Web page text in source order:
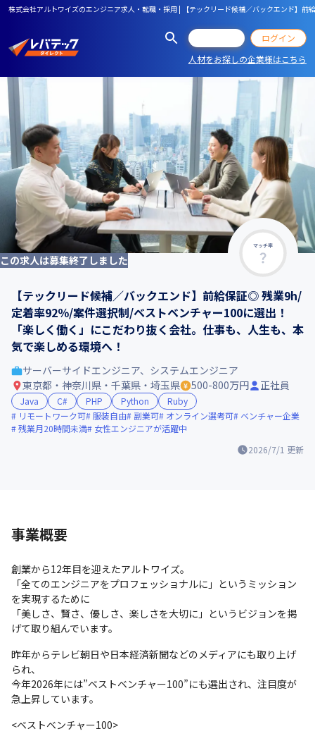
株式会社アルトワイズのエンジニア求人・転職・採用 | 【テックリード候補／バックエンド】
ログイン
人材をお探しの企業様はこちら
マッチ率
この求人は募集終了しました
【テックリード候補／バックエンド】前給保証◎ 残業9h/
定着率92％/案件選択制/ベストベンチャー100に選出！
「楽しく働く」にこだわり抜く会社。仕事も、人生も、本
気で楽しめる環境へ！
2026/7/1 更新
サーバーサイドエンジニア、システムエンジニア
東京都・神奈川県・千葉県・埼玉県
500-800万円 正社員
Java C# PHP Python
Ruby
リモートワーク可 服装自由 副業可 オンライン選考可
ベンチャー企業
残業月20時間未満
女性エンジニアが活躍中
事業概要
創業から12年目を迎えたアルトワイズ。
「全てのエンジニアをプロフェッショナルに」というミッション
を実現するために
「美しさ、賢さ、優しさ、楽しさを大切に」というビジョンを掲
げて取り組んでいます。
昨年からテレビ朝日や日本経済新聞などのメディアにも取り上げ
られ、
今年2026年には”ベストベンチャー100”にも選出され、注目度が
急上昇しています。
<ベストベンチャー100>